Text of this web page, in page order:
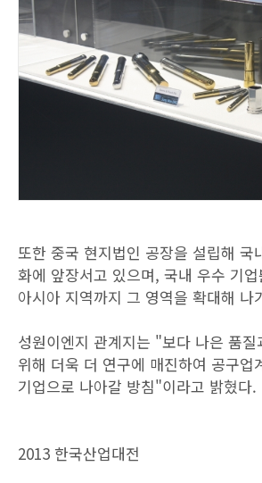
또한 중국 현지법인 공장을 설립해 국
화에 앞장서고 있으며, 국내 우수 기
아시아 지역까지 그 영역을 확대해 나
성원이엔지 관계지는 "보다 나은 품
위해 더욱 더 연구에 매진하여 공구업
기업으로 나아갈 방침"이라고 밝혔다.
2013 한국산업대전